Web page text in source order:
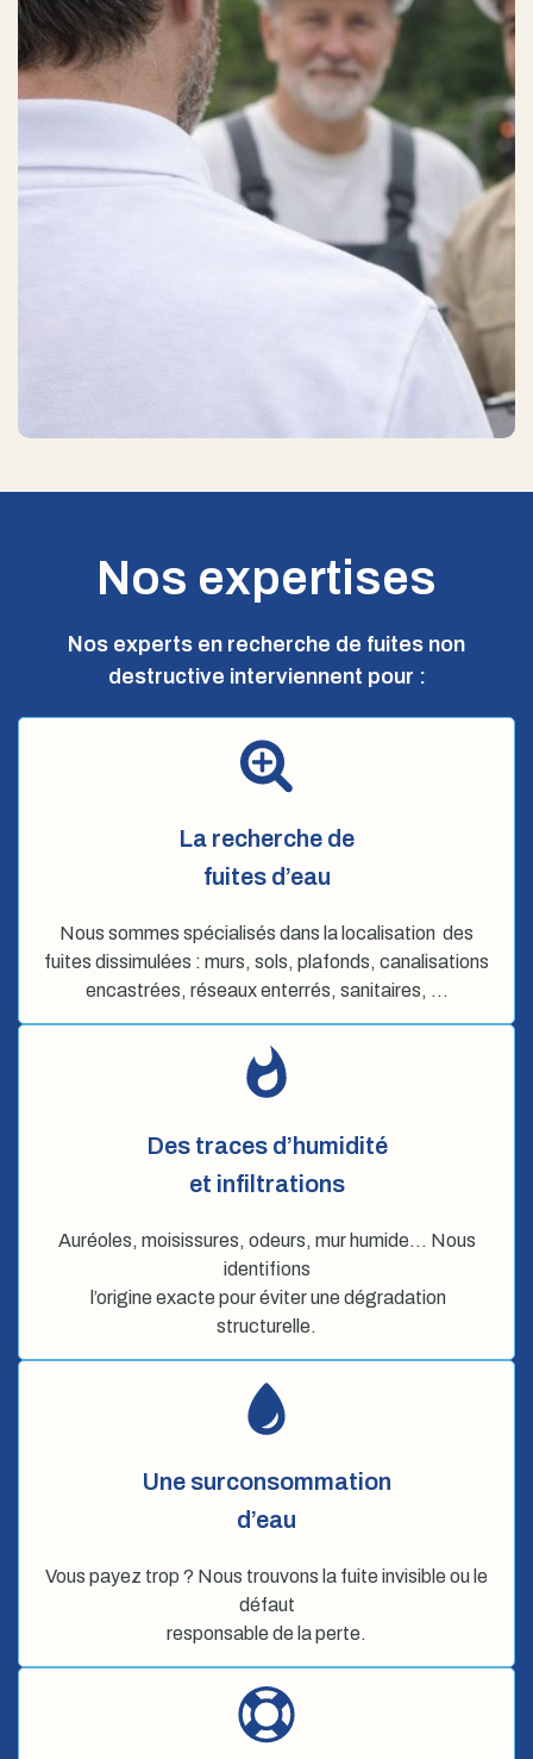
Nos expertises
Nos experts en recherche de fuites non
destructive interviennent pour :
La recherche de
fuites d’eau
Nous sommes spécialisés dans la localisation des
fuites dissimulées : murs, sols, plafonds, canalisations
encastrées, réseaux enterrés, sanitaires, …
Des traces d’humidité
et infiltrations
Auréoles, moisissures, odeurs, mur humide… Nous
identifions
l’origine exacte pour éviter une dégradation
structurelle.
Une surconsommation
d’eau
Vous payez trop ? Nous trouvons la fuite invisible ou le
défaut
responsable de la perte.